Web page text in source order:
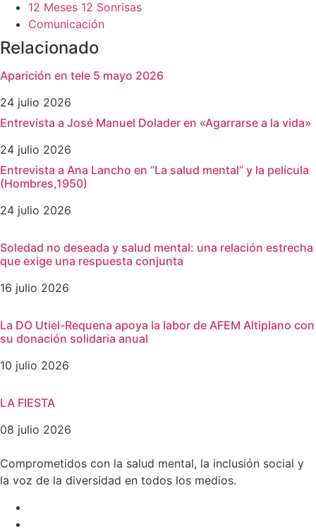
12 Meses 12 Sonrisas
Comunicación
Relacionado
Aparición en tele 5 mayo 2026
24 julio 2026
Entrevista a José Manuel Dolader en «Agarrarse a la vida»
24 julio 2026
Entrevista a Ana Lancho en “La salud mental” y la película
(Hombres,1950)
24 julio 2026
Soledad no deseada y salud mental: una relación estrecha
que exige una respuesta conjunta
16 julio 2026
La DO Utiel-Requena apoya la labor de AFEM Altiplano con
su donación solidaria anual
10 julio 2026
LA FIESTA
08 julio 2026
Comprometidos con la salud mental, la inclusión social y
la voz de la diversidad en todos los medios.